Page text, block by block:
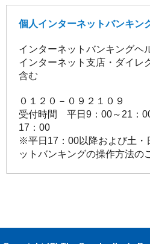
個人インターネットバンキン
インターネットバンキングヘ
インターネット支店・ダイレ
含む
０１２０－０９２１０９
受付時間 平日9：00～21：
17：00
※平日17：00以降および土・
ットバンキングの操作方法の